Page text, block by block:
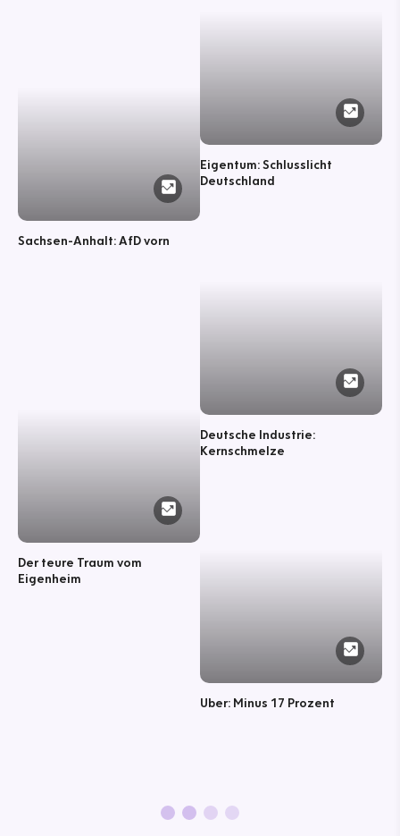
Sachsen-Anhalt: AfD vorn
Der teure Traum vom
Eigenheim
Eigentum: Schlusslicht
Deutschland
Deutsche Industrie:
Kernschmelze
Uber: Minus 17 Prozent